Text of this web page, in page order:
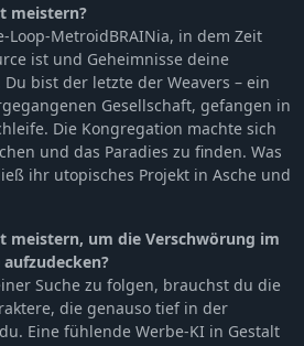
meistern?
Loop-MetroidBRAINia, in dem Zeit
ist und Geheimnisse deine
bist der letzte der Weavers – ein
Gesellschaft, gefangen in
Die Kongregation machte sich
und das Paradies zu finden. Was
ihr utopisches Projekt in Asche und
meistern, um die Verschwörung im
Suche zu folgen, brauchst du die
die genauso tief in der
Eine fühlende Werbe-KI in Gestalt